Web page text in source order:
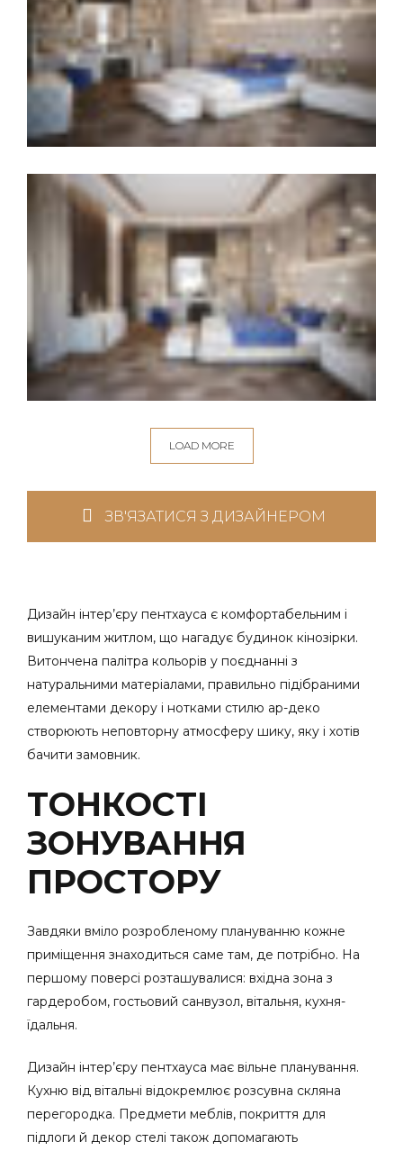
LOAD MORE
ЗВ'ЯЗАТИСЯ З ДИЗАЙНЕРОМ
Дизайн інтер’єру пентхауса є комфортабельним і
вишуканим житлом, що нагадує будинок кінозірки.
Витончена палітра кольорів у поєднанні з
натуральними матеріалами, правильно підібраними
елементами декору і нотками стилю ар-деко
створюють неповторну атмосферу шику, яку і хотів
бачити замовник.
ТОНКОСТІ
ЗОНУВАННЯ
ПРОСТОРУ
Завдяки вміло розробленому плануванню кожне
приміщення знаходиться саме там, де потрібно. На
першому поверсі розташувалися: вхідна зона з
гардеробом, гостьовий санвузол, вітальня, кухня-
їдальня.
Дизайн інтер’єру пентхауса має вільне планування.
Кухню від вітальні відокремлює розсувна скляна
перегородка. Предмети меблів, покриття для
підлоги й декор стелі також допомагають